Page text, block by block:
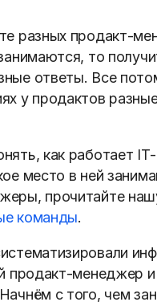
разных продакт-
то
ответы. Все
у продактов
как работает IT-
место в ней
прочитайте
команды.
продакт-менеджер
с того, чем